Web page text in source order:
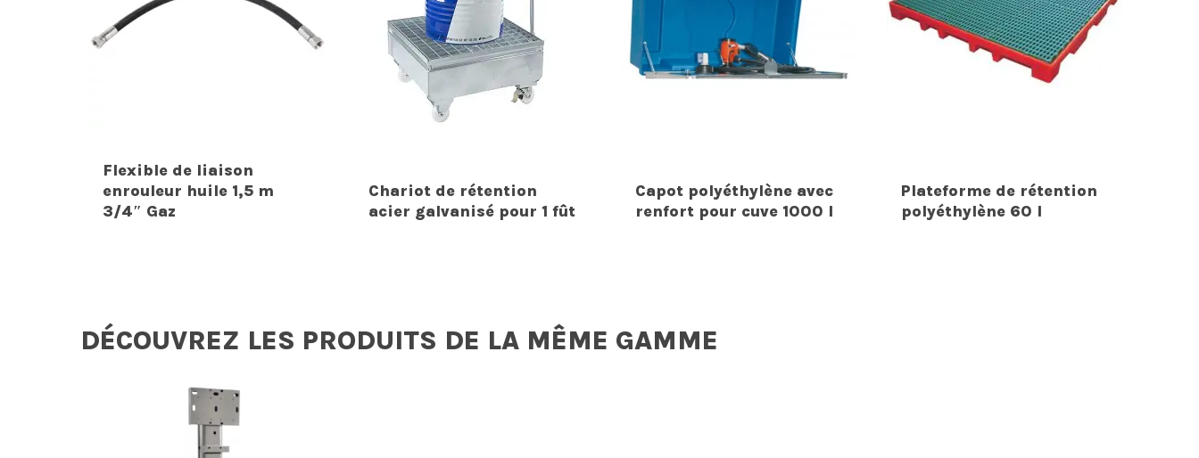
Flexible de liaison
enrouleur huile 1,5 m
3/4″ Gaz
Chariot de rétention
acier galvanisé pour 1 fût
Capot polyéthylène avec
renfort pour cuve 1000 l
Plateforme de rétention
polyéthylène 60 l
DÉCOUVREZ LES PRODUITS DE LA MÊME GAMME